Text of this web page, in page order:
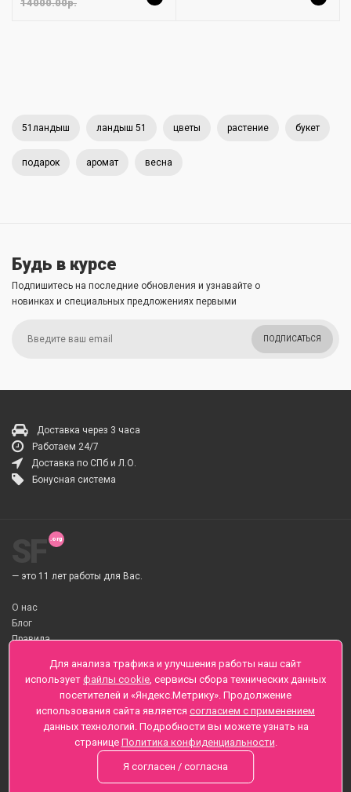
14000.00р.
51ландыш ландыш 51 цветы растение букет
подарок аромат весна
Будь в курсе
Подпишитесь на последние обновления и узнавайте о
новинках и специальных предложениях первыми
ПОДПИСАТЬСЯ
Доставка через 3 часа
Работаем 24/7
Доставка по СПб и Л.О.
Бонусная система
— это 11 лет работы для Вас.
О нас
Блог
Правила
О Доставке цветов
Оплата
Телеграмм
Санкт-Петербург ул. Заозерная д.6 , Лиговский пр., 65
+7 (812) 425-01-16
Вопросы? Звоните круглосуточно, без выходных
Для анализа трафика и улучшения работы наш сайт
использует файлы cookie, сервисы сбора технических данных
посетителей и «Яндекс.Метрику». Продолжение
использования сайта является согласием с применением
данных технологий. Подробности вы можете узнать на
странице Политика конфиденциальности.
Я согласен / согласна